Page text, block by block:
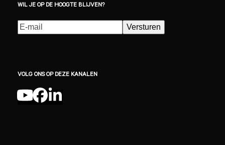
WIL JE OP DE HOOGTE BLIJVEN?
E-
mailadres(Vereist)
Versturen
VOLG ONS OP DEZE KANALEN
YouTube
Facebook
LinkedIn